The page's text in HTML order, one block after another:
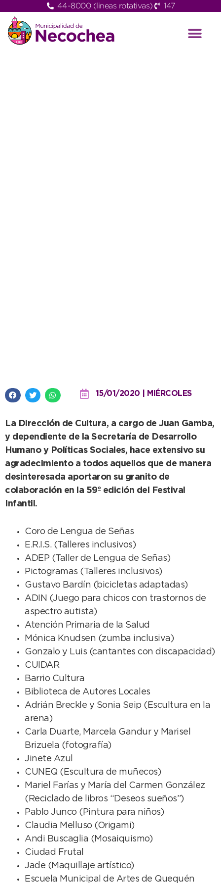
44-8000 (lineas rotativas) 147
15/01/2020 | MIÉRCOLES
La Dirección de Cultura, a cargo de Juan Gamba,
y dependiente de la Secretaría de Desarrollo
Humano y Políticas Sociales, hace extensivo su
agradecimiento a todos aquellos que de manera
desinteresada aportaron su granito de
colaboración en la 59º edición del Festival
Infantil.
Coro de Lengua de Señas
E.R.I.S. (Talleres inclusivos)
ADEP (Taller de Lengua de Señas)
Pictogramas (Talleres inclusivos)
Gustavo Bardín (bicicletas adaptadas)
ADIN (Juego para chicos con trastornos de
aspectro autista)
Atención Primaria de la Salud
Mónica Knudsen (zumba inclusiva)
Gonzalo y Luis (cantantes con discapacidad)
CUIDAR
Barrio Cultura
Biblioteca de Autores Locales
Adrián Breckle y Sonia Seip (Escultura en la
arena)
Carla Duarte, Marcela Gandur y Marisel
Brizuela (fotografía)
Jinete Azul
CUNEQ (Escultura de muñecos)
Mariel Farías y María del Carmen González
(Reciclado de libros “Deseos sueños”)
Pablo Junco (Pintura para niños)
Claudia Melluso (Origami)
Andi Buscaglia (Mosaiquismo)
Ciudad Frutal
Jade (Maquillaje artístico)
Escuela Municipal de Artes de Quequén